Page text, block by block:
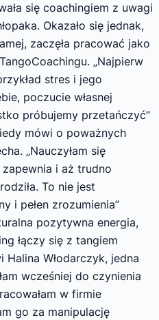
się coachingiem z uwagi
Okazało się jednak,
zaczęła pracować jako
„Najpierw
stres i jego
poczucie własnej
próbujemy przetańczyć”
mówi o poważnych
„Nauczyłam się
i aż trudno
To nie jest
i pełen zrozumienia”
pozytywna energia,
łączy się z tangiem
Włodarczyk, jedna
wcześniej do czynienia
w firmie
go za manipulację